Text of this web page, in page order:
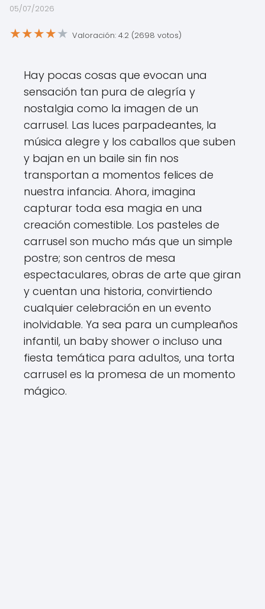
05/07/2026
★★★★★ Valoración: 4.2 (2698 votos)
Hay pocas cosas que evocan una
sensación tan pura de alegría y
nostalgia como la imagen de un
carrusel. Las luces parpadeantes, la
música alegre y los caballos que suben
y bajan en un baile sin fin nos
transportan a momentos felices de
nuestra infancia. Ahora, imagina
capturar toda esa magia en una
creación comestible. Los pasteles de
carrusel son mucho más que un simple
postre; son centros de mesa
espectaculares, obras de arte que giran
y cuentan una historia, convirtiendo
cualquier celebración en un evento
inolvidable. Ya sea para un cumpleaños
infantil, un baby shower o incluso una
fiesta temática para adultos, una torta
carrusel es la promesa de un momento
mágico.